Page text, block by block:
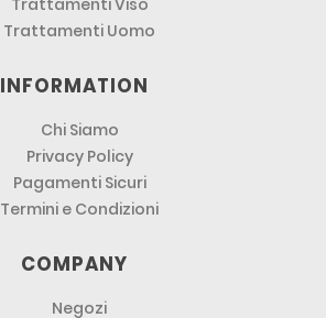
Trattamenti Uomo
INFORMATION
Chi Siamo
Privacy Policy
Pagamenti Sicuri
Termini e Condizioni
COMPANY
Negozi